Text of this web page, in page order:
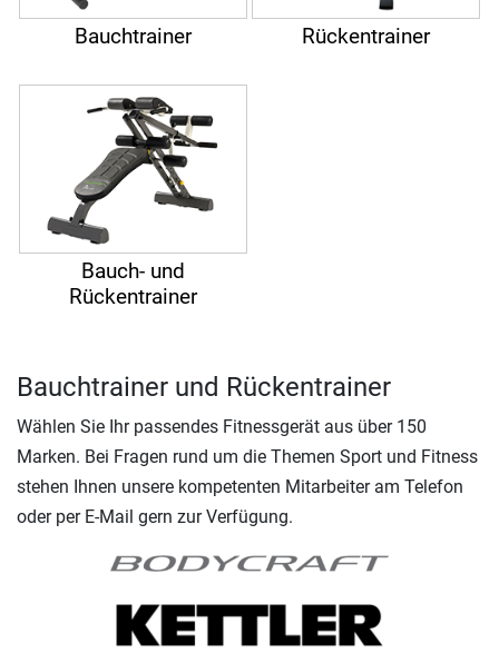
Bauchtrainer Rückentrainer
Bauch- und
Rückentrainer
Bauchtrainer und Rückentrainer
Wählen Sie Ihr passendes Fitnessgerät aus über 150
Marken. Bei Fragen rund um die Themen Sport und Fitness
stehen Ihnen unsere kompetenten Mitarbeiter am Telefon
oder per E-Mail gern zur Verfügung.